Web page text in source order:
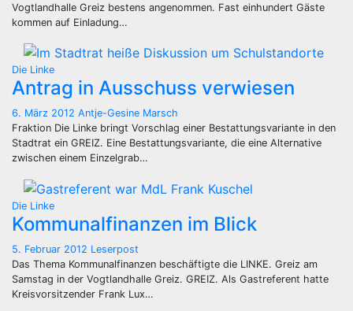
Vogtlandhalle Greiz bestens angenommen. Fast einhundert Gäste
kommen auf Einladung…
Die Linke
Antrag in Ausschuss verwiesen
6. März 2012 Antje-Gesine Marsch
Fraktion Die Linke bringt Vorschlag einer Bestattungsvariante in den
Stadtrat ein GREIZ. Eine Bestattungsvariante, die eine Alternative
zwischen einem Einzelgrab…
Die Linke
Kommunalfinanzen im Blick
5. Februar 2012 Leserpost
Das Thema Kommunalfinanzen beschäftigte die LINKE. Greiz am
Samstag in der Vogtlandhalle Greiz. GREIZ. Als Gastreferent hatte
Kreisvorsitzender Frank Lux…